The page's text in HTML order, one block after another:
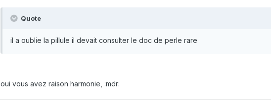
Quote
il a oublie la pillule il devait consulter le doc de perle rare
oui vous avez raison harmonie, :mdr: